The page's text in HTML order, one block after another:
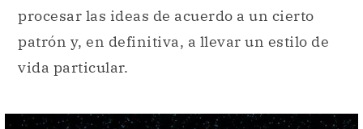
procesar las ideas de acuerdo a un cierto
patrón y, en definitiva, a llevar un estilo de
vida particular.